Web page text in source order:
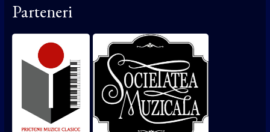
Parteneri